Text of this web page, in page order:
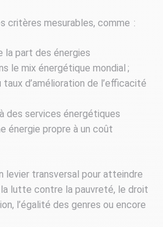
critères mesurables, comme :
la part des énergies
le mix énergétique mondial ;
d’amélioration de l’efficacité
des services énergétiques
énergie propre à un coût
levier transversal pour atteindre
la lutte contre la pauvreté, le droit
l’égalité des genres ou encore